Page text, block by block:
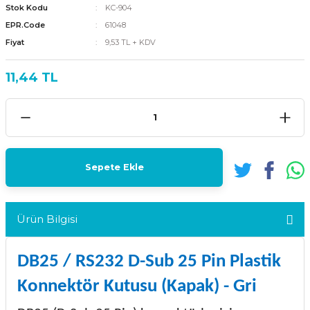
Stok Kodu
KC-904
EPR.Code
61048
Fiyat
9,53 TL + KDV
11,44 TL
Sepete Ekle
Ürün Bilgisi
DB25 / RS232 D-Sub 25 Pin Plastik
Konnektör Kutusu (Kapak) - Gri